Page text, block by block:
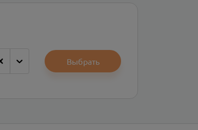
Выбрать